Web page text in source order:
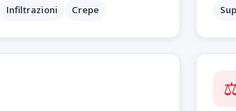
Infiltrazioni Crepe